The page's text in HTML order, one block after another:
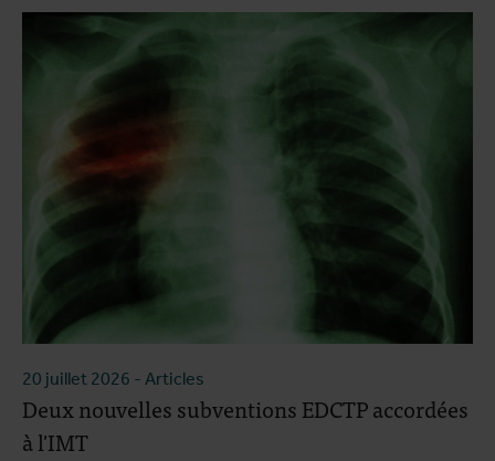
20 juillet 2026 - Articles
Deux nouvelles subventions EDCTP accordées
à l'IMT